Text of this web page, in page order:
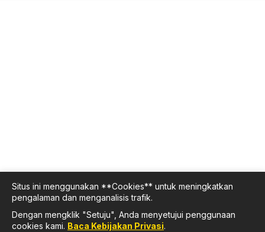
Situs ini menggunakan **Cookies** untuk meningkatkan
pengalaman dan menganalisis trafik.
Dengan mengklik "Setuju", Anda menyetujui penggunaan
cookies kami. Baca Kebijakan Privasi.